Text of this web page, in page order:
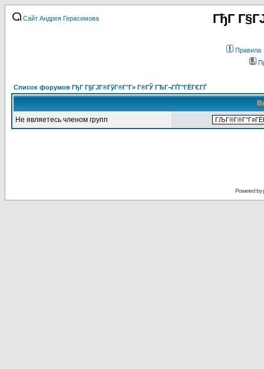
Сайт Андрея Герасимова ГђГ
Правила
Список форумов ГђГ Г§ГЈГ®ГўГ®Г°Г» Г®ГЎ ГЂГ¬ГҐГ°ГЁГЄГҐ
Не являетесь членом групп
Powered by